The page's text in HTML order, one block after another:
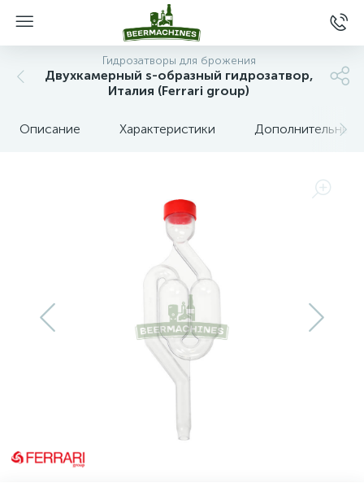
Гидрозатворы для брожения
Двухкамерный s-образный гидрозатвор,
Италия (Ferrari group)
Описание Характеристики Дополнительные